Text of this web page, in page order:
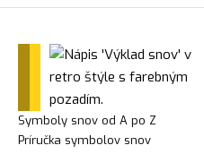
Symboly snov od A po Z
Príručka symbolov snov